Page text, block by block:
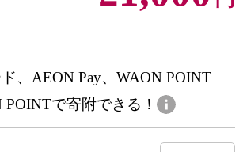
、AEON Pay、WAON POINT
で寄附できる！